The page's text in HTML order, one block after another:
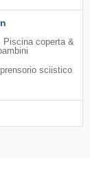
Piscina coperta &
sciistico